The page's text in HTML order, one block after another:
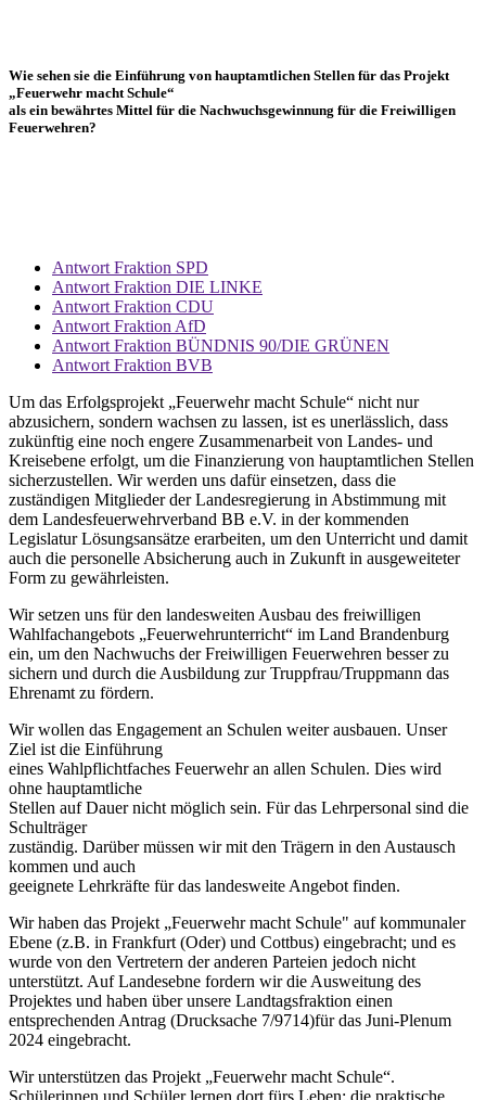
Wie sehen sie die Einführung von hauptamtlichen Stellen für das Projekt
„Feuerwehr macht Schule“
als ein bewährtes Mittel für die Nachwuchsgewinnung für die Freiwilligen
Feuerwehren?
Antwort Fraktion SPD
Antwort Fraktion DIE LINKE
Antwort Fraktion CDU
Antwort Fraktion AfD
Antwort Fraktion BÜNDNIS 90/DIE GRÜNEN
Antwort Fraktion BVB
Um das Erfolgsprojekt „Feuerwehr macht Schule“ nicht nur
abzusichern, sondern wachsen zu lassen, ist es unerlässlich, dass
zukünftig eine noch engere Zusammenarbeit von Landes- und
Kreisebene erfolgt, um die Finanzierung von hauptamtlichen Stellen
sicherzustellen. Wir werden uns dafür einsetzen, dass die
zuständigen Mitglieder der Landesregierung in Abstimmung mit
dem Landesfeuerwehrverband BB e.V. in der kommenden
Legislatur Lösungsansätze erarbeiten, um den Unterricht und damit
auch die personelle Absicherung auch in Zukunft in ausgeweiteter
Form zu gewährleisten.
Wir setzen uns für den landesweiten Ausbau des freiwilligen
Wahlfachangebots „Feuerwehrunterricht“ im Land Brandenburg
ein, um den Nachwuchs der Freiwilligen Feuerwehren besser zu
sichern und durch die Ausbildung zur Truppfrau/Truppmann das
Ehrenamt zu fördern.
Wir wollen das Engagement an Schulen weiter ausbauen. Unser
Ziel ist die Einführung
eines Wahlpflichtfaches Feuerwehr an allen Schulen. Dies wird
ohne hauptamtliche
Stellen auf Dauer nicht möglich sein. Für das Lehrpersonal sind die
Schulträger
zuständig. Darüber müssen wir mit den Trägern in den Austausch
kommen und auch
geeignete Lehrkräfte für das landesweite Angebot finden.
Wir haben das Projekt „Feuerwehr macht Schule" auf kommunaler
Ebene (z.B. in Frankfurt (Oder) und Cottbus) eingebracht; und es
wurde von den Vertretern der anderen Parteien jedoch nicht
unterstützt. Auf Landesebne fordern wir die Ausweitung des
Projektes und haben über unsere Landtagsfraktion einen
entsprechenden Antrag (Drucksache 7/9714)für das Juni-Plenum
2024 eingebracht.
Wir unterstützen das Projekt „Feuerwehr macht Schule“.